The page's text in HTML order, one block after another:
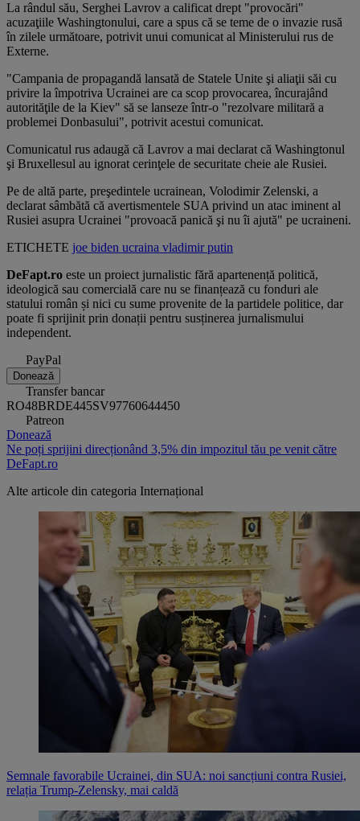
La rândul său, Serghei Lavrov a calificat drept "provocări"
acuzaţiile Washingtonului, care a spus că se teme de o invazie rusă
în zilele următoare, potrivit unui comunicat al Ministerului rus de
Externe.
"Campania de propagandă lansată de Statele Unite şi aliaţii săi cu
privire la împotriva Ucrainei are ca scop provocarea, încurajând
autorităţile de la Kiev" să se lanseze într-o "rezolvare militară a
problemei Donbasului", potrivit acestui comunicat.
Comunicatul rus adaugă că Lavrov a mai declarat că Washingtonul
şi Bruxellesul au ignorat cerinţele de securitate cheie ale Rusiei.
Pe de altă parte, preşedintele ucrainean, Volodimir Zelenski, a
declarat sâmbătă că avertismentele SUA privind un atac iminent al
Rusiei asupra Ucrainei "provoacă panică şi nu îi ajută" pe ucraineni.
ETICHETE joe biden ucraina vladimir putin
DeFapt.ro este un proiect jurnalistic fără apartenență politică,
ideologică sau comercială care nu se finanțează cu fonduri ale
statului român și nici cu sume provenite de la partidele politice, dar
poate fi sprijinit prin donații pentru susținerea jurnalismului
independent.
PayPal
Donează
Transfer bancar
RO48BRDE445SV97760644450
Patreon
Donează
Ne poți sprijini direcționând 3,5% din impozitul tău pe venit către
DeFapt.ro
Alte articole din categoria Internațional
Semnale favorabile Ucrainei, din SUA: noi sancțiuni contra Rusiei,
relația Trump-Zelensky, mai caldă